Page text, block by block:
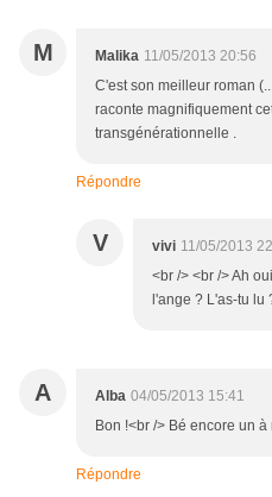
M Malika 11/05/2013 20:56
C'est son meilleur roman
raconte magnifiquement
transgénérationnelle .
Répondre
V vivi 11/05/2013
<br /> <br /> Ah
l'ange ? L'as-tu lu
A Alba 04/05/2013 15:41
Bon !<br /> Bé encore un
Répondre